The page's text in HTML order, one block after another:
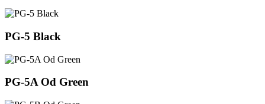
PG-5 Black
PG-5A Od Green